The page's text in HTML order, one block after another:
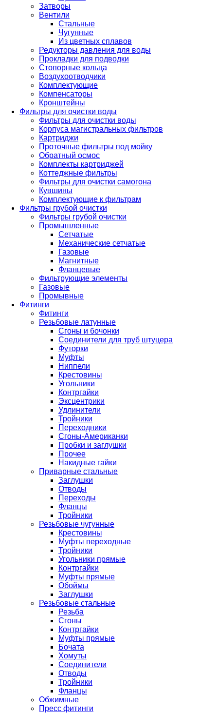
Затворы
Вентили
Стальные
Чугунные
Из цветных сплавов
Редукторы давления для воды
Прокладки для подводки
Стопорные кольца
Воздухоотводчики
Комплектующие
Компенсаторы
Кронштейны
Фильтры для очистки воды
Фильтры для очистки воды
Корпуса магистральных фильтров
Картриджи
Проточные фильтры под мойку
Обратный осмос
Комплекты картриджей
Коттеджные фильтры
Фильтры для очистки самогона
Кувшины
Комплектующие к фильтрам
Фильтры грубой очистки
Фильтры грубой очистки
Промышленные
Сетчатые
Механические сетчатые
Газовые
Магнитные
Фланцевые
Фильтрующие элементы
Газовые
Промывные
Фитинги
Фитинги
Резьбовые латунные
Сгоны и бочонки
Соединители для труб штуцера
Футорки
Муфты
Ниппели
Крестовины
Угольники
Контргайки
Эксцентрики
Удлинители
Тройники
Переходники
Сгоны-Американки
Пробки и заглушки
Прочее
Накидные гайки
Приварные стальные
Заглушки
Отводы
Переходы
Фланцы
Тройники
Резьбовые чугунные
Крестовины
Муфты переходные
Тройники
Угольники прямые
Контргайки
Муфты прямые
Обоймы
Заглушки
Резьбовые стальные
Резьба
Сгоны
Контргайки
Муфты прямые
Бочата
Хомуты
Соединители
Отводы
Тройники
Фланцы
Обжимные
Пресс фитинги